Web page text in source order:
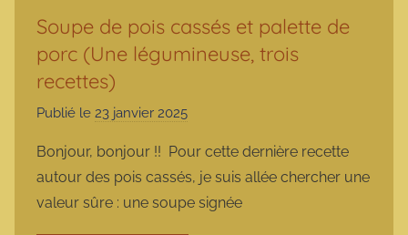
Soupe de pois cassés et palette de
porc (Une légumineuse, trois
recettes)
Publié le 23 janvier 2025
r
m
a
r
Bonjour, bonjour !! Pour cette dernière recette
autour des pois cassés, je suis allée chercher une
valeur sûre : une soupe signée